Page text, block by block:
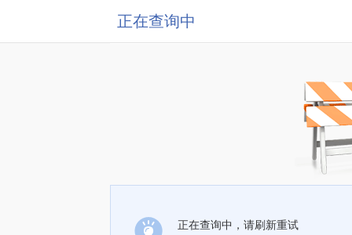
正在查询中
正在查询中，请刷新重试